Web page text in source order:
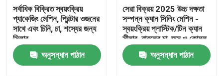
বাড়ি
সর্বাধিক বিক্রিত স্বয়ংক্রিয়
প্যাকেজিং মেশিন, প্রিন্টার ওজনের
সাথে এবং চিনি, চা, শস্যের জন্য
সিলার
অনুসন্ধান পাঠান
সেরা বিক্রয় 2025 উচ্চ দক্ষতা
সম্পন্ন ক্যান সিলিং মেশিন -
স্বয়ংক্রিয় প্লাস্টিক/টিন ক্যান
সীমার, বাবলের চা, জুস ও কোমল
পানীয়ের জন্য
অনুসন্ধান পাঠান